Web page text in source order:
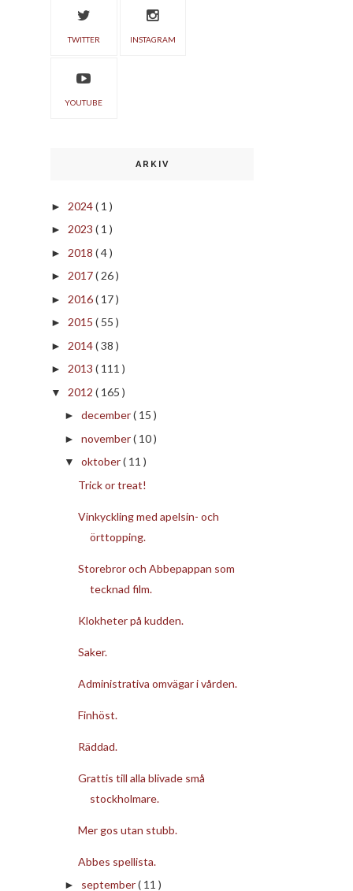
TWITTER INSTAGRAM
YOUTUBE
ARKIV
► 2024( 1 )
► 2023 ( 1 )
► 2018 ( 4 )
► 2017( 26 )
► 2016( 17 )
► 2015 ( 55 )
► 2014( 38 )
► 2013 ( 111 )
▼ 2012 ( 165 )
► december( 15 )
► november( 10 )
▼ oktober( 11 )
Trick or treat!
Vinkyckling med apelsin- och
örttopping.
Storebror och Abbepappan som
tecknad film.
Klokheter på kudden.
Saker.
Administrativa omvägar i vården.
Finhöst.
Räddad.
Grattis till alla blivade små
stockholmare.
Mer gos utan stubb.
Abbes spellista.
► september( 11 )